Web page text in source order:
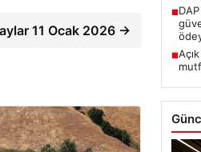
11 Ocak 2026 →
■
■